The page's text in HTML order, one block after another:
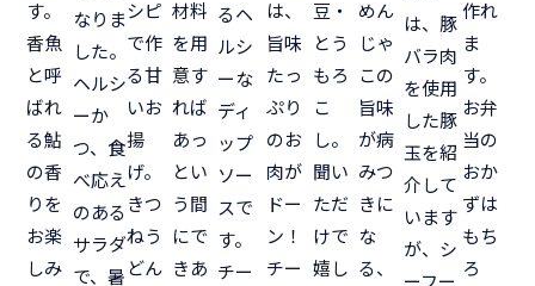
す。
香魚
と呼
ばれ
る鮎
の香
りを
お楽
しみ
なりま
した。
ヘルシ
ーか
つ、食
べ応え
のある
サラダ
で、暑
シピ
で作
る甘
いお
揚
げ。
きつ
ねう
どん
材料
を用
意す
れば
あっ
とい
う間
にで
きあ
るヘ
ルシ
ーな
ディ
ップ
ソー
スで
す。
チー
は、
旨味
たっ
ぷり
のお
肉が
ドー
ン！
チー
豆・
とう
もろ
こ
し。
聞い
ただ
けで
嬉し
めん
じゃ
この
旨味
が病
みつ
きに
な
る、
は、豚
バラ肉
を使用
した豚
玉を紹
介して
います
が、シ
作れ
ま
す。
お弁
当の
おか
ずは
もち
ろ